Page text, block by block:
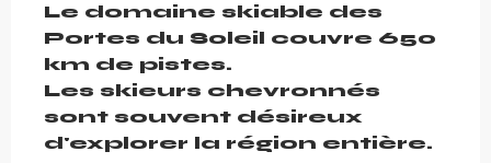
Le domaine skiable des
Portes du Soleil couvre 650
km de pistes.
Les skieurs chevronnés
sont souvent désireux
d'explorer la région entière.